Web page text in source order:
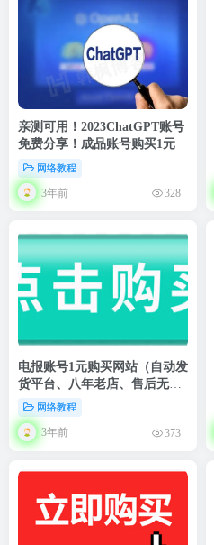
亲测可用！2023ChatGPT账号
免费分享！成品账号购买1元
网络教程
3年前 328
电报账号1元购买网站（自动发
货平台、八年老店、售后无
忧）网络教程
3年前 373